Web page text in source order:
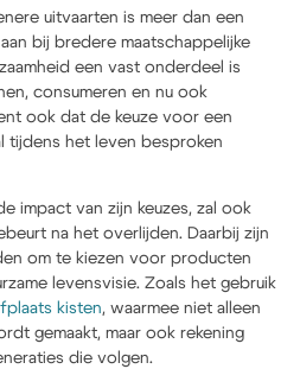
uitvaarten is meer dan een
bij bredere maatschappelijke
een vast onderdeel is
consumeren en nu ook
ook dat de keuze voor een
tijdens het leven besproken
impact van zijn keuzes, zal ook
na het overlijden. Daarbij zijn
om te kiezen voor producten
levensvisie. Zoals het gebruik
kisten, waarmee niet alleen
gemaakt, maar ook rekening
die volgen.